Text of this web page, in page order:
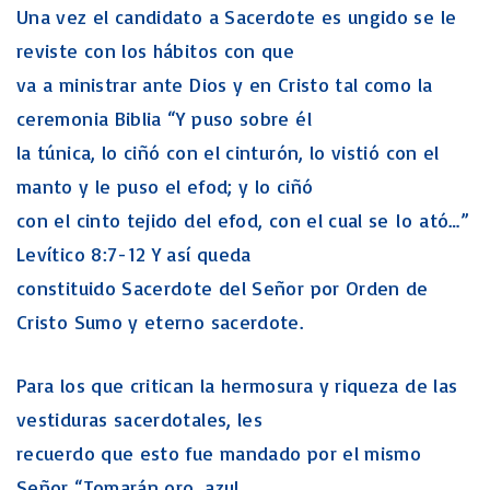
Una vez el candidato a Sacerdote es ungido se le
reviste con los hábitos con que
va a ministrar ante Dios y en Cristo tal como la
ceremonia Biblia “Y puso sobre él
la túnica, lo ciñó con el cinturón, lo vistió con el
manto y le puso el efod; y lo ciñó
con el cinto tejido del efod, con el cual se lo ató…”
Levítico 8:7-12 Y así queda
constituido Sacerdote del Señor por Orden de
Cristo Sumo y eterno sacerdote.
Para los que critican la hermosura y riqueza de las
vestiduras sacerdotales, les
recuerdo que esto fue mandado por el mismo